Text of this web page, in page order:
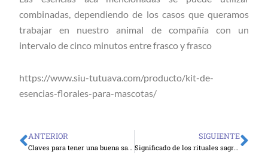
combinadas, dependiendo de los casos que queramos
trabajar en nuestro animal de compañía con un
intervalo de cinco minutos entre frasco y frasco
https://www.siu-tutuava.com/producto/kit-de-
esencias-florales-para-mascotas/
Ant
ANTERIOR
Claves para tener una buena salud mental
SIGUIENTE
Significado de los rituales sagrados en el mundo espiritual